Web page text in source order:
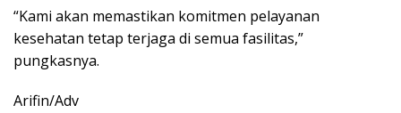
“Kami akan memastikan komitmen pelayanan
kesehatan tetap terjaga di semua fasilitas,”
pungkasnya.
Arifin/Adv